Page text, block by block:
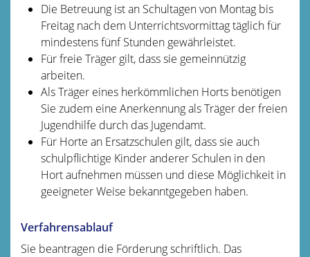
Die Betreuung ist an Schultagen von Montag bis
Freitag nach dem Unterrichtsvormittag täglich für
mindestens fünf Stunden gewährleistet.
Für freie Träger gilt, dass sie gemeinnützig
arbeiten.
Als Träger eines herkömmlichen Horts benötigen
Sie zudem eine Anerkennung als Träger der freien
Jugendhilfe durch das Jugendamt.
Für Horte an Ersatzschulen gilt, dass sie auch
schulpflichtige Kinder anderer Schulen in den
Hort aufnehmen müssen und diese Möglichkeit in
geeigneter Weise bekanntgegeben haben.
Verfahrensablauf
Sie beantragen die Förderung schriftlich. Das